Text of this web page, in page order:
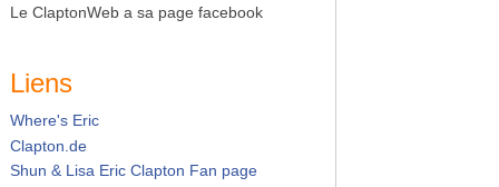
Le ClaptonWeb a sa page facebook
Liens
Where's Eric
Clapton.de
Shun & Lisa Eric Clapton Fan page